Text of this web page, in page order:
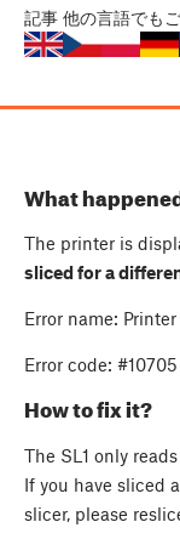
記事 他の言語でも
What
The printer is
sliced for a
Error name:
Error code: #10705
How to fix it?
The SL1 only
If you have sliced
slicer, please